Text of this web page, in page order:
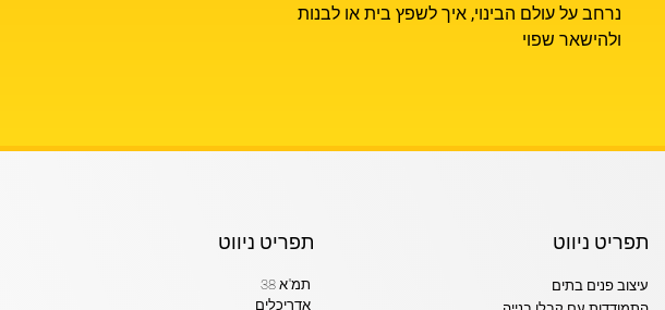
נרחב על עולם הבינוי, איך לשפץ בית או לבנות
ולהישאר שפוי
תפריט ניווט
עיצוב פנים בתים
תפריט ניווט
תמ"א 38
אדריכלים